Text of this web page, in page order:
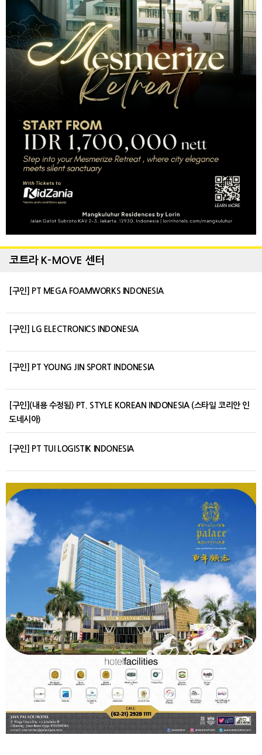
코트라 K-MOVE 센터
[구인] PT MEGA FOAMWORKS INDONESIA
[구인] LG ELECTRONICS INDONESIA
[구인] PT YOUNG JIN SPORT INDONESIA
[구인](내용 수정됨) PT. STYLE KOREAN INDONESIA (스타일 코리안 인
도네시아)
[구인] PT TUI LOGISTIK INDONESIA